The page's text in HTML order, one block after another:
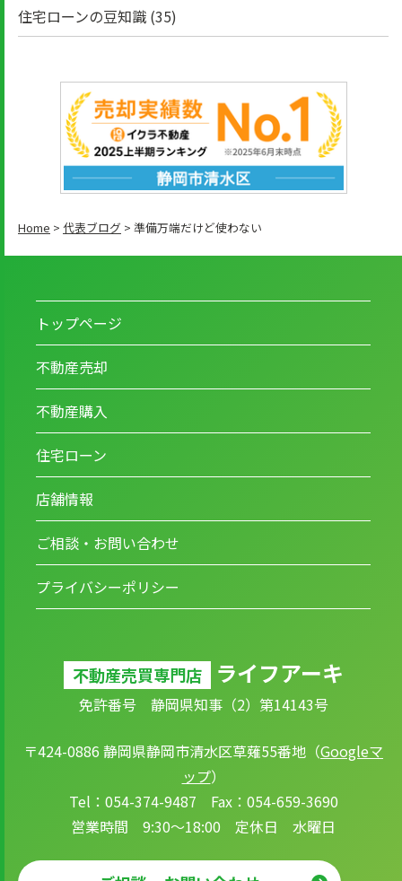
住宅ローンの豆知識 (35)
Home > 代表ブログ > 準備万端だけど使わない
トップページ
不動産売却
不動産購入
住宅ローン
店舗情報
ご相談・お問い合わせ
プライバシーポリシー
不動産売買専門店 ライフアーキ
免許番号 静岡県知事（2）第14143号
〒424-0886 静岡県静岡市清水区草薙55番地（Googleマ
ップ）
Tel：054-374-9487 Fax：054-659-3690
営業時間 9:30～18:00 定休日 水曜日